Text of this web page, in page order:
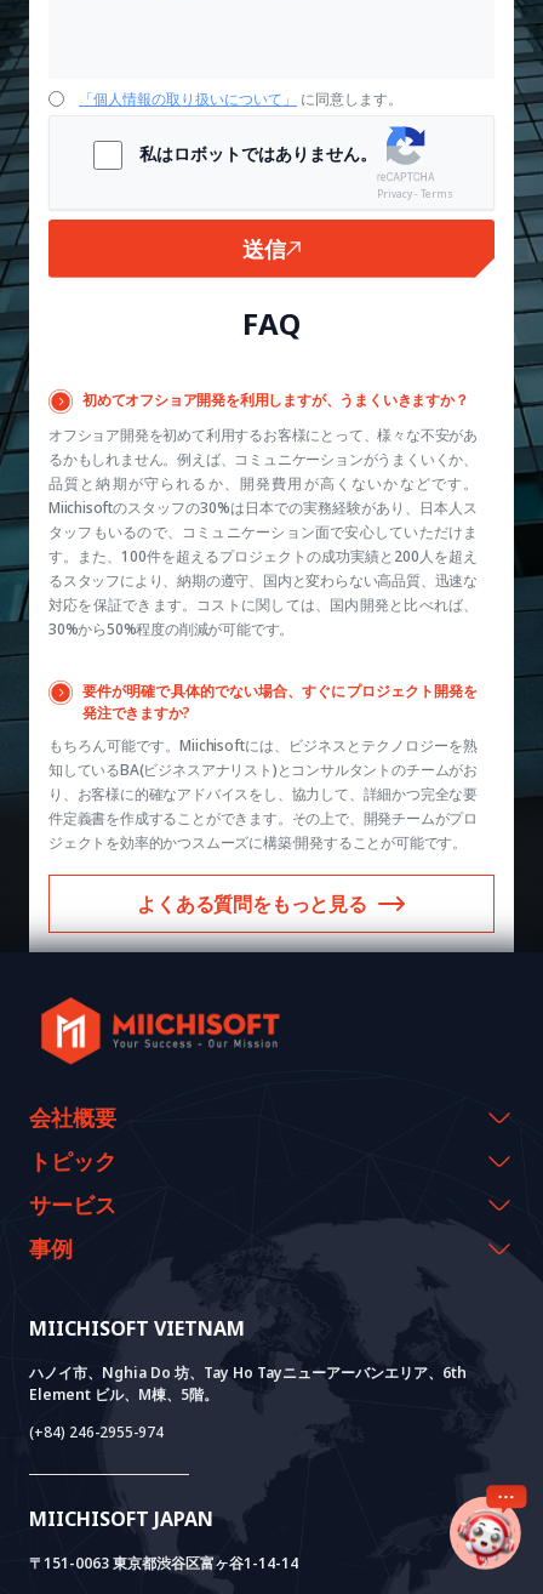
「個人情報の取り扱いについて」 に同意します。
私はロボットではありません。
Privacy - Terms
送信
FAQ
初めてオフショア開発を利用しますが、うまくいきますか？
オフショア開発を初めて利用するお客様にとって、様々な不安があ
るかもしれません。例えば、コミュニケーションがうまくいくか、
品質と納期が守られるか、開発費用が高くないかなどです。
Miichisoftのスタッフの30%は日本での実務経験があり、日本人ス
タッフもいるので、コミュニケーション面で安心していただけま
す。また、100件を超えるプロジェクトの成功実績と200人を超え
るスタッフにより、納期の遵守、国内と変わらない高品質、迅速な
対応を保証できます。コストに関しては、国内開発と比べれば、
30%から50%程度の削減が可能です。
要件が明確で具体的でない場合、すぐにプロジェクト開発を
発注できますか?
もちろん可能です。Miichisoftには、ビジネスとテクノロジーを熟
知しているBA(ビジネスアナリスト)とコンサルタントのチームがお
り、お客様に的確なアドバイスをし、協力して、詳細かつ完全な要
件定義書を作成することができます。その上で、開発チームがプロ
ジェクトを効率的かつスムーズに構築·開発することが可能です。
よくある質問をもっと見る
MIICHISOFT VIETNAM
ハノイ市、Nghia Do 坊、Tay Ho Tayニューアーバンエリア、6th
Element ビル、M棟、5階。
(+84) 246-2955-974
MIICHISOFT JAPAN
〒151-0063 東京都渋谷区富ヶ谷1-14-14
会社概要
会社概要
代表のメッセージ
沿革
価値観
トピック
イベント & ウェビナー
資料室
ニュース
FAQ
サービス
AI CO-CREATION
AI PoC開発
Core Lab
System Lab
Power Lab
Cloud Lab
AI+ SOLUTIONS
AI+ Products
Meet AI+
AI+ Package
RAG Package
VIETNAM BRIDGE
BOTモデル
法人設立支援
事例
実績
お客様の声